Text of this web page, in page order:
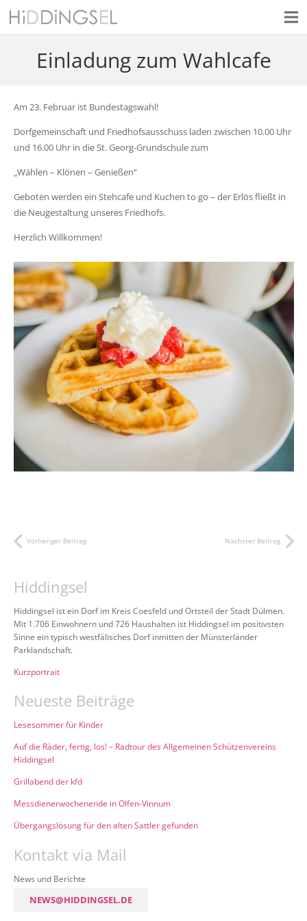
Einladung zum Wahlcafe
Am 23. Februar ist Bundestagswahl!
Dorfgemeinschaft und Friedhofsausschuss laden zwischen 10.00 Uhr
und 16.00 Uhr in die St. Georg-Grundschule zum
„Wählen – Klönen – Genießen“
Geboten werden ein Stehcafe und Kuchen to go – der Erlös fließt in
die Neugestaltung unseres Friedhofs.
Herzlich Willkommen!
Vorheriger Beitrag Nächster Beitrag
Hiddingsel
Hiddingsel ist ein Dorf im Kreis Coesfeld und Ortsteil der Stadt Dülmen.
Mit 1.706 Einwohnern und 726 Haushalten ist Hiddingsel im positivsten
Sinne ein typisch westfälisches Dorf inmitten der Münsterländer
Parklandschaft.
Kurzportrait
Neueste Beiträge
Lesesommer für Kinder
Auf die Räder, fertig, los! – Radtour des Allgemeinen Schützenvereins
Hiddingsel
Grillabend der kfd
Messdienerwochenende in Olfen-Vinnum
Übergangslösung für den alten Sattler gefunden
Kontakt via Mail
News und Berichte
NEWS@HIDDINGSEL.DE